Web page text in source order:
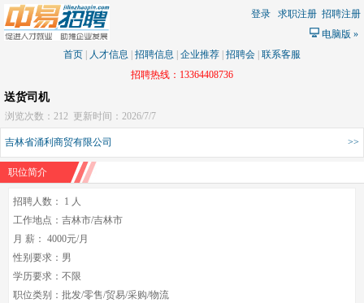
登录 求职注册 招聘注册
电脑版 »
首页
人才信息 招聘信息 企业推荐 招聘会 联系客服
招聘热线：13364408736
送货司机
浏览次数：212 更新时间：2026/7/7
>>
吉林省涌利商贸有限公司
职位简介
招聘人数： 1 人
工作地点：吉林市/吉林市
月 薪： 4000元/月
性别要求：男
学历要求：不限
职位类别：批发/零售/贸易/采购/物流